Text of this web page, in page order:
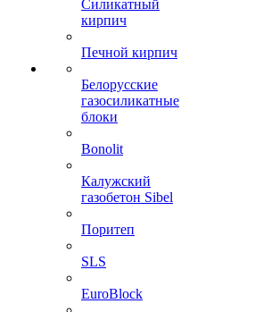
Силикатный
кирпич
Печной кирпич
Белорусские
газосиликатные
блоки
Bonolit
Калужский
газобетон Sibel
Поритеп
SLS
EuroBlock